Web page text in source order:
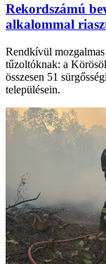
Rekordszámú
alkalommal
Rendkívül
tűzoltóknak: a
összesen 51
településein.